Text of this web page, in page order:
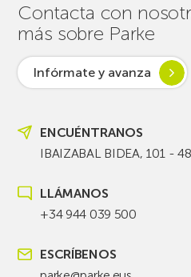
Contacta con
más sobre Parke
Infórmate y avanza
ENCUÉNTRANOS
IBAIZABAL BIDEA, 101 -
LLÁMANOS
+34 944 039 500
ESCRÍBENOS